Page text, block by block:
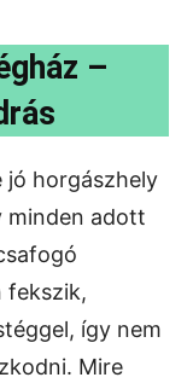
–
jó horgászhely
minden adott
fekszik,
így nem
Mire